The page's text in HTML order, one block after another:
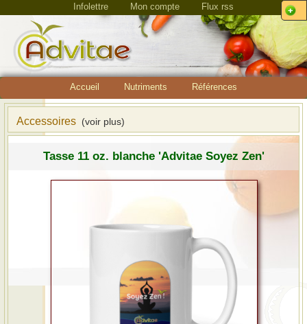
Infolettre Mon compte Flux rss
Accueil Nutriments Références
Accessoires (voir plus)
Tasse 11 oz. blanche 'Advitae Soyez Zen'